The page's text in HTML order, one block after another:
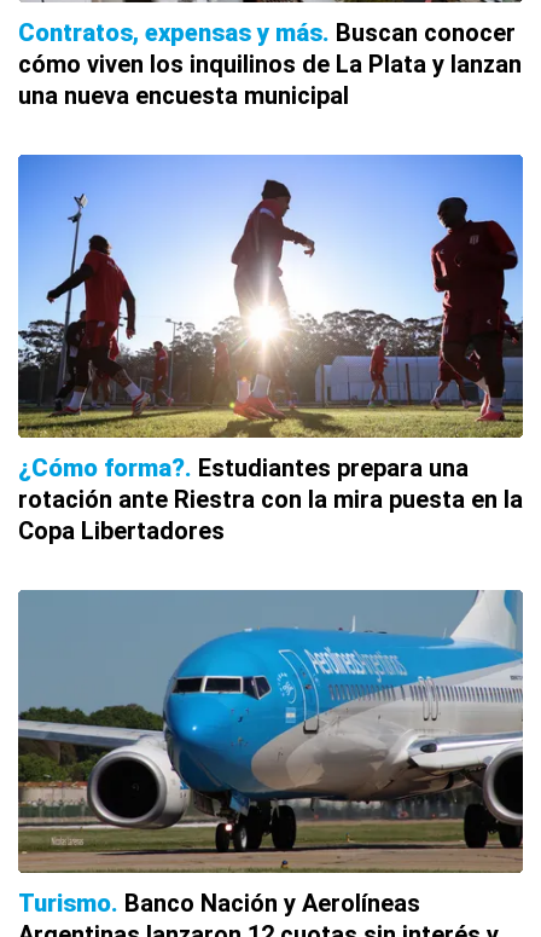
Contratos, expensas y más Buscan conocer
cómo viven los inquilinos de La Plata y lanzan
una nueva encuesta municipal
¿Cómo forma? Estudiantes prepara una
rotación ante Riestra con la mira puesta en la
Copa Libertadores
Turismo Banco Nación y Aerolíneas